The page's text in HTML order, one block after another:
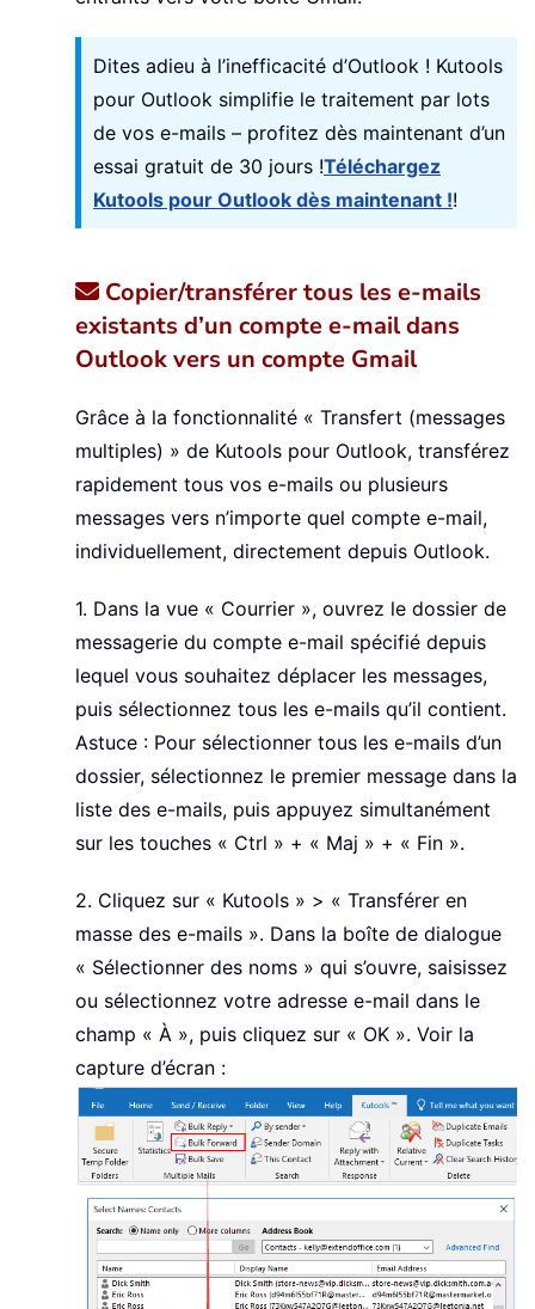
Dites adieu à l’inefficacité d’Outlook ! Kutools
pour Outlook simplifie le traitement par lots
de vos e-mails – profitez dès maintenant d’un
essai gratuit de 30 jours !Téléchargez
Kutools pour Outlook dès maintenant !!
Copier/transférer tous les e-mails
existants d’un compte e-mail dans
Outlook vers un compte Gmail
Grâce à la fonctionnalité « Transfert (messages
multiples) » de Kutools pour Outlook, transférez
rapidement tous vos e-mails ou plusieurs
messages vers n’importe quel compte e-mail,
individuellement, directement depuis Outlook.
1. Dans la vue « Courrier », ouvrez le dossier de
messagerie du compte e-mail spécifié depuis
lequel vous souhaitez déplacer les messages,
puis sélectionnez tous les e-mails qu’il contient.
Astuce : Pour sélectionner tous les e-mails d’un
dossier, sélectionnez le premier message dans la
liste des e-mails, puis appuyez simultanément
sur les touches « Ctrl » + « Maj » + « Fin ».
2. Cliquez sur « Kutools » > « Transférer en
masse des e-mails ». Dans la boîte de dialogue
« Sélectionner des noms » qui s’ouvre, saisissez
ou sélectionnez votre adresse e-mail dans le
champ « À », puis cliquez sur « OK ». Voir la
capture d’écran :